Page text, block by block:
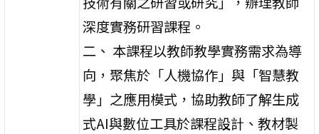
深度實務研習課程。
二、 本課程以教師教學實務需求為導
向，聚焦於「人機協作」與「智慧教
學」之應用模式，協助教師了解生成
式AI與數位工具於課程設計、教材製